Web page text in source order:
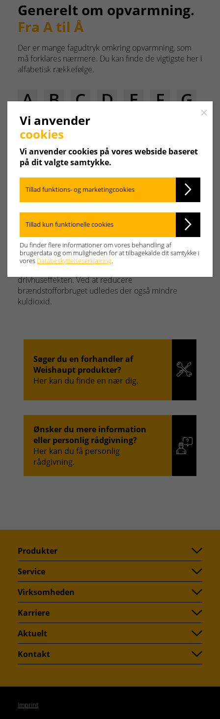
Generelt om opvarmning.
Fra A til Å
Der er mange fagudtryk omkring opvarmning, som
må forklares nærmere. Du kan finde de vigtigste her i
alfabetisk rækkefølge.
A B C D E F
G
H
I J
O
P Q R S T
U
V
W X Y Z
Kuldioxid
En gas, som opstår ved forbrænding af kulstofholdige
stoffer. I takt med at mængden af kuldioxid i
atmosfæren stiger, opstår der klimaforandringer.
drivhuseffekten. Ved at reducere
brændstofforbruget udledes der også mindre
kuldioxid.
Søger du en forhandler af
Weishaupt produkter?
Her kan du finde en nær dig.
Ønsker du mere information
eller personlig rådgivning?
Her kan du få personlig
rådgivning.
Produkter
Service
Virksomheden
Karriere
Aktuelt
Kontakt
Imprint
Close
Vi anvender
cookies
Vi anvender cookies på vores webside baseret
på dit valgte samtykke.
Tillad funktions- og marketingcookies
Tillad kun funktionelle cookies
Du finder flere informationer om vores behandling af
brugerdata og om muligheden for at tilbagekalde dit samtykke i
vores Databeskyttelseserklæring.